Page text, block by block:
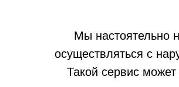
Мы настоятельно
осуществляться с
Такой сервис